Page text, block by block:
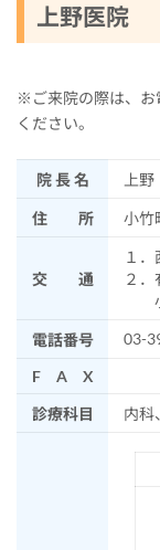
上野医院
※ご来院の際は、お
ください。
院 長 名 上
住 所 小竹
交 通
１
２
小
電話番号
03-
F A X
診療科目
内科